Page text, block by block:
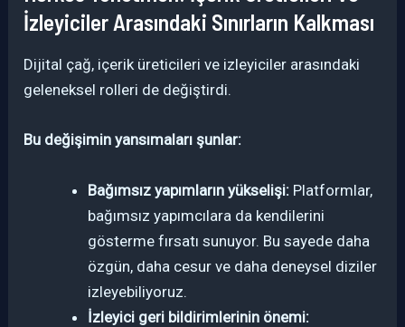
İzleyiciler Arasındaki Sınırların Kalkması
Dijital çağ, içerik üreticileri ve izleyiciler arasındaki
geleneksel rolleri de değiştirdi.
Bu değişimin yansımaları şunlar:
Bağımsız yapımların yükselişi: Platformlar,
bağımsız yapımcılara da kendilerini
gösterme fırsatı sunuyor. Bu sayede daha
özgün, daha cesur ve daha deneysel diziler
izleyebiliyoruz.
İzleyici geri bildirimlerinin önemi: